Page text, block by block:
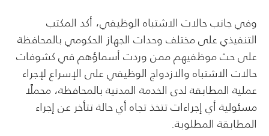
وفي جانب حالات الاشتباه الوظيفي، أكد المكتب
التنفيذي على مختلف وحدات الجهاز الحكومي بالمحافظة
على حث موظفيهم ممن وردت أسماؤهم في كشوفات
حالات الاشتباه والازدواج الوظيفي على الإسراع لإجراء
عملية المطابقة لدى الخدمة المدنية بالمحافظة، محملًا
مسئولية أي إجراءات تتخذ تجاه أي حالة تتأخر عن إجراء
المطابقة المطلوبة.